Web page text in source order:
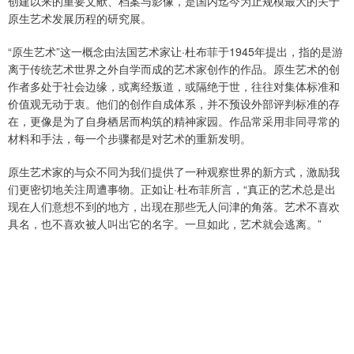
原生艺术发展历程的研究展。
“原生艺术”这一概念由法国艺术家让·杜布菲于1945年提出，指的是游
离于传统艺术世界之外自学而成的艺术家创作的作品。原生艺术的创
作者多处于社会边缘，或离经叛道，或隔绝于世，往往对集体标准和
价值观无动于衷。他们的创作自成体系，并不预设外部评判标准的存
在，更像是为了自身栖居而构筑的精神家园。作品常采用非同寻常的
材料和手法，每一个步骤都是对艺术的重新发明。
原生艺术家的与众不同为我们提供了一种观察世界的新方式，激励我
们更密切地关注周遭事物。正如让·杜布菲所言，“真正的艺术总是出
现在人们意想不到的地方，出现在那些无人问津的角落。艺术不喜欢
具名，也不喜欢被人叫出它的名字。一旦如此，艺术就会逃离。”